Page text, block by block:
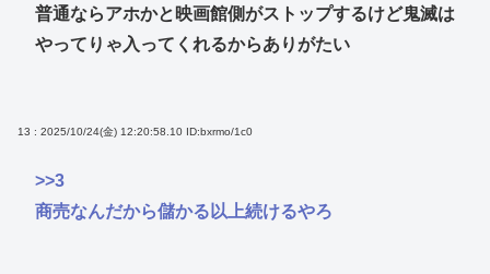
普通ならアホかと映画館側がストップするけど鬼滅は
やってりゃ入ってくれるからありがたい
13 : 2025/10/24(金) 12:20:58.10 ID:bxrmo/1c0
>>3
商売なんだから儲かる以上続けるやろ